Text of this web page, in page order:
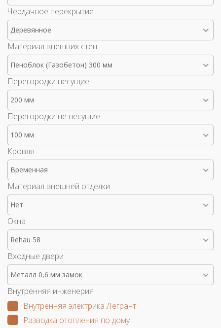
Чердачное перекрытие
Деревянное
Материал внешних стен
Пеноблок (Газобетон) 300 мм
Перегородки несущие
200 мм
Перегородки не несущие
100 мм
Кровля
Временная
Материал внешней отделки
Нет
Окна
Rehau 58
Входные двери
Металл 0,6 мм замок
Внутренняя инженерия
Внутренняя электрика Легрант
Разводка отопления по дому